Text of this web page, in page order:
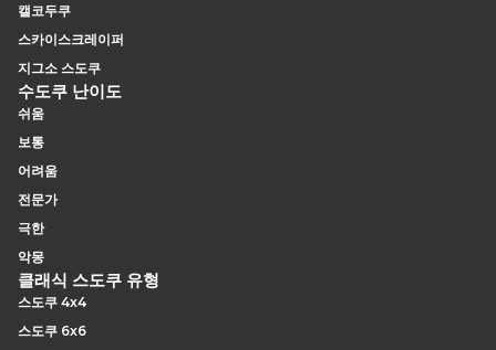
캘코두쿠
스카이스크레이퍼
지그소 스도쿠
수도쿠 난이도
쉬움
보통
어려움
전문가
극한
악몽
클래식 스도쿠 유형
스도쿠 4x4
스도쿠 6x6